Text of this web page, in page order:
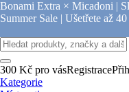
Bonami Extra × Micadoni |
Summer Sale | Ušetřete až
300 Kč pro vásRegistrace
Kategorie